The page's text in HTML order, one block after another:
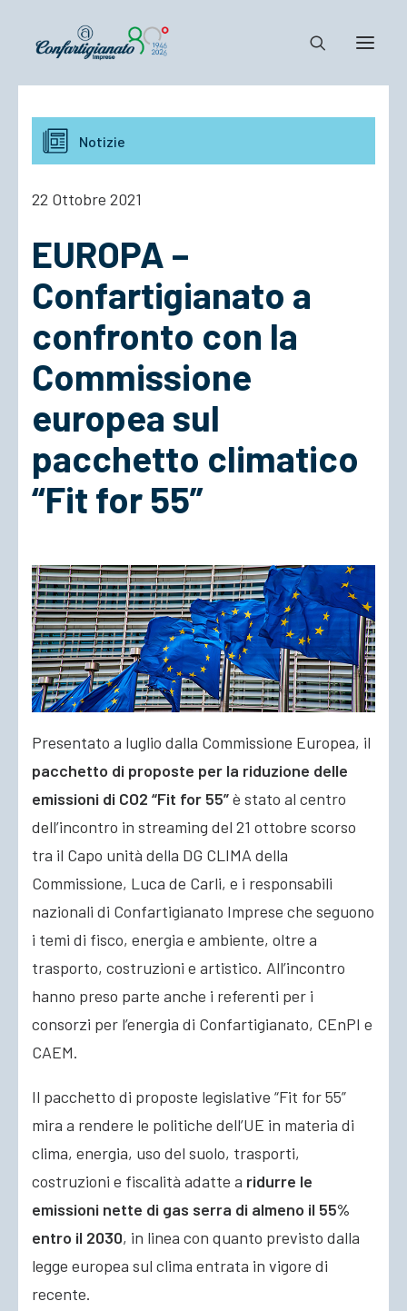
Notizie e Documenti
Confartigianato
Cosa Facciamo
ACCEDI
Notizie
22 Ottobre 2021
EUROPA –
Confartigianato a
confronto con la
Commissione
europea sul
pacchetto climatico
“Fit for 55”
Presentato a luglio dalla Commissione Europea, il
pacchetto di proposte per la riduzione delle
emissioni di CO2 “Fit for 55”è stato al centro
dell’incontro in streaming del 21 ottobre scorso
tra il Capo unità della DG CLIMA della
Commissione, Luca de Carli, e i responsabili
nazionali di Confartigianato Imprese che seguono
i temi di fisco, energia e ambiente, oltre a
trasporto, costruzioni e artistico. All’incontro
hanno preso parte anche i referenti per i
consorzi per l’energia di Confartigianato, CEnPI e
CAEM.
Il pacchetto di proposte legislative “Fit for 55”
mira a rendere le politiche dell’UE in materia di
clima, energia, uso del suolo, trasporti,
costruzioni e fiscalità adatte a ridurre le
emissioni nette di gas serra di almeno il 55%
entro il 2030, in linea con quanto previsto dalla
legge europea sul clima entrata in vigore di
recente.